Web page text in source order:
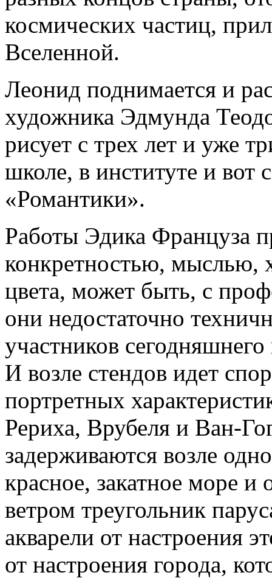
космических частиц,
Вселенной.
Леонид поднимается и
художника Эдмунда
рисует с трех лет и уже
школе, в институте и вот
«Романтики».
Работы Эдика Француза
конкретностью, мыслью,
цвета, может быть, с
они недостаточно
участников
И возле стендов идет
портретных
Рериха, Врубеля и Ван-
задерживаются возле
красное, закатное море
ветром треугольник
акварели от настроения
от настроения города,